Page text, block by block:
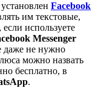
Facebook
им текстовые,
используете
Messenger
даже не нужно
можно назвать
бесплатно, в
.